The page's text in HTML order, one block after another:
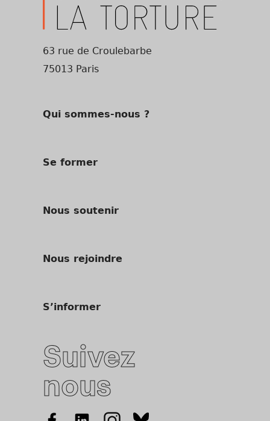
63 rue de Croulebarbe
75013 Paris
Qui sommes-nous ?
Se former
Nous soutenir
Nous rejoindre
S’informer
Suivez
nous